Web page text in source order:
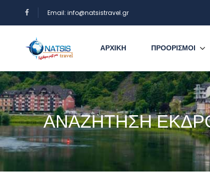
Email: info@natsistravel.gr
ΑΡΧΙΚΗ ΠΡΟΟΡΙΣΜΟΙ
ΑΝΑΖΗΤΗΣΗ